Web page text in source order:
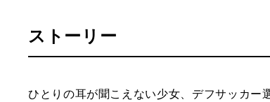
ストーリー
ひとりの耳が聞こえない少女、デフサッカー